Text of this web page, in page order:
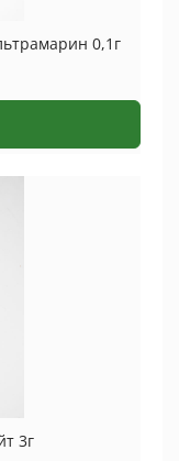
0,1г
3г